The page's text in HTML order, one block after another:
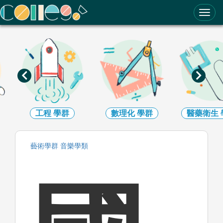
ColleGo! 大學選才與高中育才輔助系統
工程 學群 數理化學群 醫藥衛生
藝術學群 音樂學類